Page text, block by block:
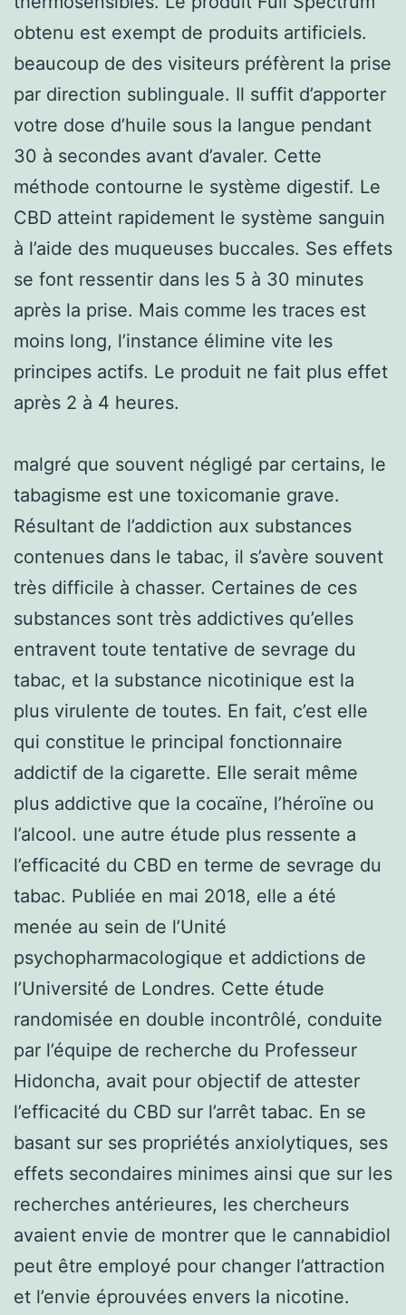
obtenu est exempt de produits artificiels.
beaucoup de des visiteurs préfèrent la prise
par direction sublinguale. Il suffit d’apporter
votre dose d’huile sous la langue pendant
30 à secondes avant d’avaler. Cette
méthode contourne le système digestif. Le
CBD atteint rapidement le système sanguin
à l’aide des muqueuses buccales. Ses effets
se font ressentir dans les 5 à 30 minutes
après la prise. Mais comme les traces est
moins long, l’instance élimine vite les
principes actifs. Le produit ne fait plus effet
après 2 à 4 heures.
malgré que souvent négligé par certains, le
tabagisme est une toxicomanie grave.
Résultant de l’addiction aux substances
contenues dans le tabac, il s’avère souvent
très difficile à chasser. Certaines de ces
substances sont très addictives qu’elles
entravent toute tentative de sevrage du
tabac, et la substance nicotinique est la
plus virulente de toutes. En fait, c’est elle
qui constitue le principal fonctionnaire
addictif de la cigarette. Elle serait même
plus addictive que la cocaïne, l’héroïne ou
l’alcool. une autre étude plus ressente a
l’efficacité du CBD en terme de sevrage du
tabac. Publiée en mai 2018, elle a été
menée au sein de l’Unité
psychopharmacologique et addictions de
l’Université de Londres. Cette étude
randomisée en double incontrôlé, conduite
par l’équipe de recherche du Professeur
Hidoncha, avait pour objectif de attester
l’efficacité du CBD sur l’arrêt tabac. En se
basant sur ses propriétés anxiolytiques, ses
effets secondaires minimes ainsi que sur les
recherches antérieures, les chercheurs
avaient envie de montrer que le cannabidiol
peut être employé pour changer l’attraction
et l’envie éprouvées envers la nicotine.